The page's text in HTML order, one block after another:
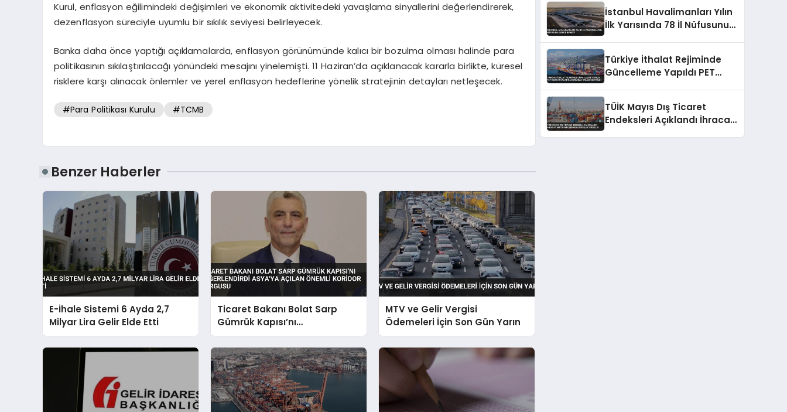
Kurul, enflasyon eğilimindeki değişimleri ve ekonomik aktivitedeki yavaşlama sinyallerini değerlendirerek,
dezenflasyon süreciyle uyumlu bir sıkılık seviyesi belirleyecek.
Banka daha önce yaptığı açıklamalarda, enflasyon görünümünde kalıcı bir bozulma olması halinde para
politikasının sıkılaştırılacağı yönündeki mesajını yinelemişti. 11 Haziran’da açıklanacak kararla birlikte, küresel
risklere karşı alınacak önlemler ve yerel enflasyon hedeflerine yönelik stratejinin detayları netleşecek.
#Para Politikası Kurulu #TCMB
Benzer Haberler
E-İhale Sistemi 6 Ayda 2,7
Milyar Lira Gelir Elde Etti
Ticaret Bakanı Bolat Sarp
Gümrük Kapısı’nı
Değerlendirdi Asya’ya Açılan
Önemli Koridor Vurgusu
MTV ve Gelir Vergisi
Ödemeleri İçin Son Gün Yarın
İstanbul Havalimanları Yılın
İlk Yarısında 78 İl Nüfusunu
Türkiye İthalat Rejiminde
Güncelleme Yapıldı PET
TÜİK Mayıs Dış Ticaret
Endeksleri Açıklandı İhracat